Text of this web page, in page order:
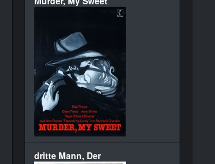
dritte Mann, Der